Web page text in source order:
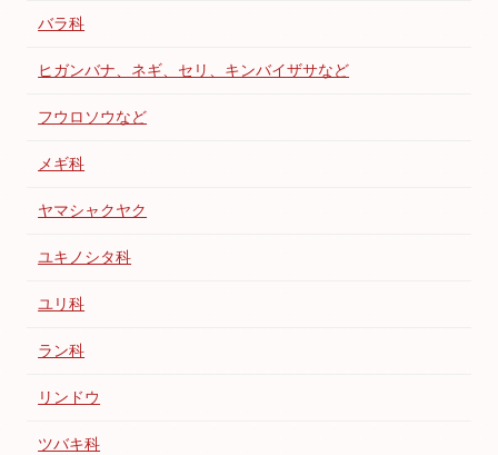
バラ科
ヒガンバナ、ネギ、セリ、キンバイザサなど
フウロソウなど
メギ科
ヤマシャクヤク
ユキノシタ科
ユリ科
ラン科
リンドウ
ツバキ科